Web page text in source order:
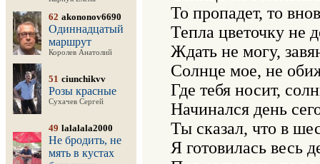
62 akononov6690
Одиннадцатый
маршрут
Королев Анатолий
51 ciunchikvv
Розы красные
Сухачев Сергей
49 lalalala2000
Не бродить, не
мять в кустах
То пропадет, то
Тепла цветочку не
Ждать не могу,
Солнце мое, не
Где тебя носит,
Начинался день
Ты сказал, что в
Я готовилась весь